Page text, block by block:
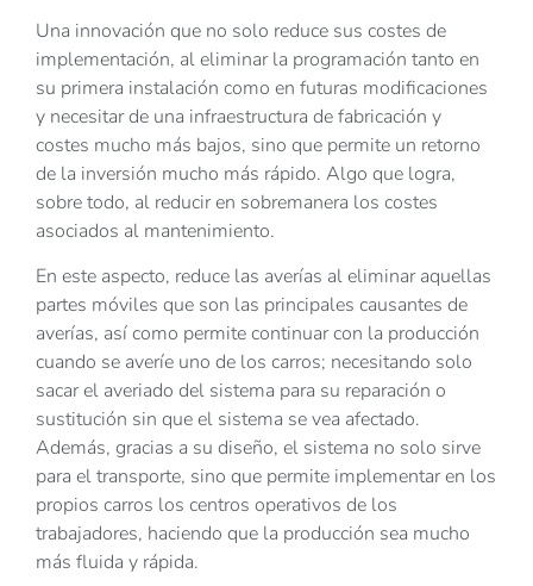
Una innovación que no solo reduce sus costes de
implementación, al eliminar la programación tanto en
su primera instalación como en futuras modificaciones
y necesitar de una infraestructura de fabricación y
costes mucho más bajos, sino que permite un retorno
de la inversión mucho más rápido. Algo que logra,
sobre todo, al reducir en sobremanera los costes
asociados al mantenimiento.
En este aspecto, reduce las averías al eliminar aquellas
partes móviles que son las principales causantes de
averías, así como permite continuar con la producción
cuando se averíe uno de los carros; necesitando solo
sacar el averiado del sistema para su reparación o
sustitución sin que el sistema se vea afectado.
Además, gracias a su diseño, el sistema no solo sirve
para el transporte, sino que permite implementar en los
propios carros los centros operativos de los
trabajadores, haciendo que la producción sea mucho
más fluida y rápida.